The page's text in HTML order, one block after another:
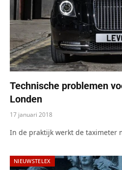
Technische problemen
Londen
17 januari 2018
In de praktijk werkt de taximeter
NIEUWSTELEX